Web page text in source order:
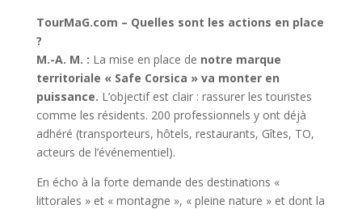
TourMaG.com – Quelles sont les actions en place
?
M.-A. M. : La mise en place de notre marque
territoriale « Safe Corsica » va monter en
puissance. L’objectif est clair : rassurer les touristes
comme les résidents. 200 professionnels y ont déjà
adhéré (transporteurs, hôtels, restaurants, Gîtes, TO,
acteurs de l’événementiel).
En écho à la forte demande des destinations «
littorales » et « montagne », « pleine nature » et dont la